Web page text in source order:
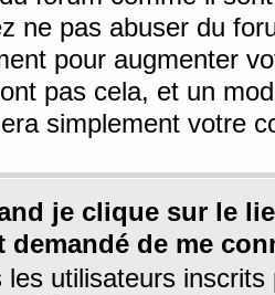
ne pas abuser du
pour augmenter
pas cela, et un
simplement votre
je clique sur le
demandé de me
les utilisateurs